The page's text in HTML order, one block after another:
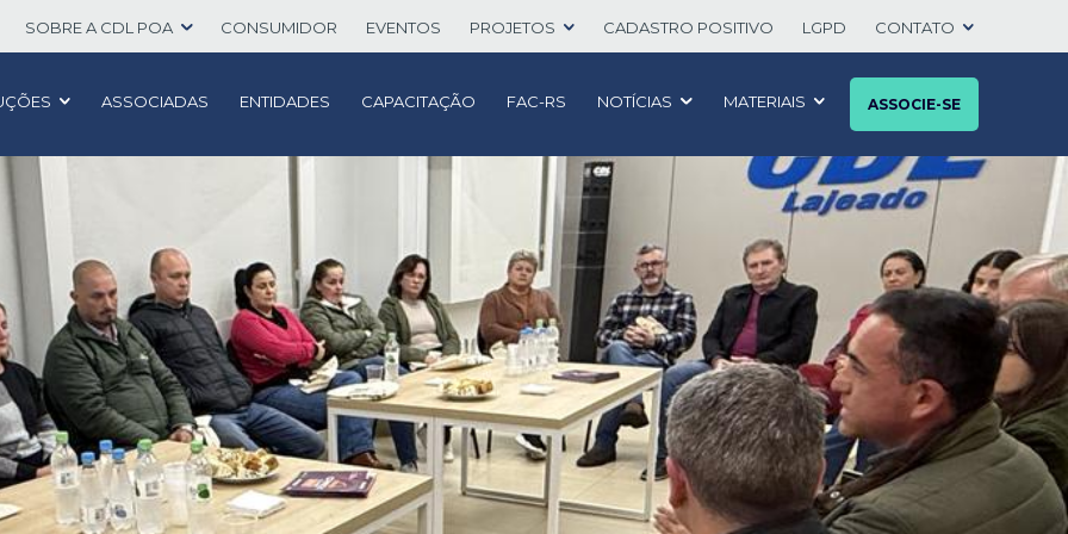
SOBRE A CDL POA CONSUMIDOR EVENTOS PROJETOS CADASTRO POSITIVO LGPD CONTATO
ASSOCIADAS ENTIDADES CAPACITAÇÃO FAC-RS NOTÍCIAS MATERIAIS ASSOCIE-SE